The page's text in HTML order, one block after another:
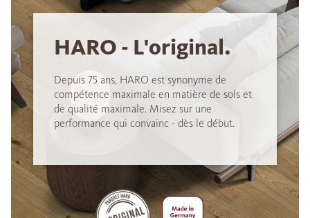
HARO - L'original.
Depuis 75 ans, HARO est synonyme de
compétence maximale en matière de sols et
de qualité maximale. Misez sur une
performance qui convainc - dès le début.